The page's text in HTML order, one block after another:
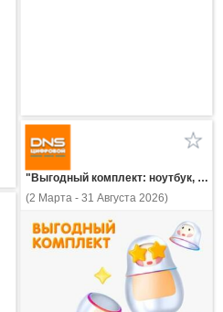
"Выгодный комплект: ноутбук, ПК, неттоп или моноблок + ПО Kaspersky Standard (Стандарт)!"
(2 Марта - 31 Августа 2026)